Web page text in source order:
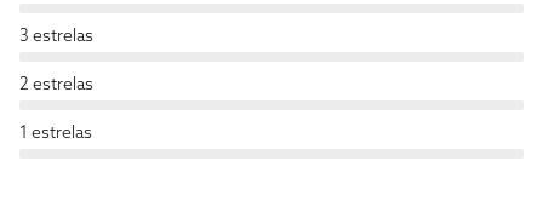
3 estrelas
2 estrelas
1 estrelas